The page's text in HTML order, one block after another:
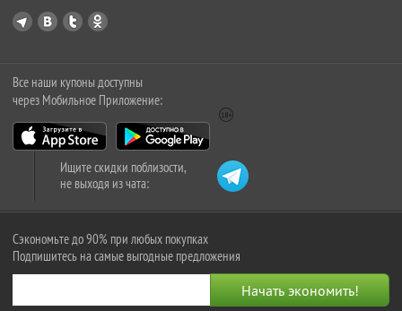
Все наши купоны доступны
через Мобильное Приложение:
Ищите скидки поблизости,
не выходя из чата:
Сэкономьте до 90% при любых покупках
Подпишитесь на самые выгодные предложения